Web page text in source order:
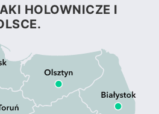
HOLOWNICZE I